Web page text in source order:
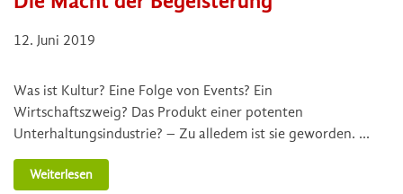
12. Juni 2019
Was ist Kultur? Eine Folge von Events? Ein
Wirtschaftszweig? Das Produkt einer potenten
Unterhaltungsindustrie? – Zu alledem ist sie geworden. …
Weiterlesen